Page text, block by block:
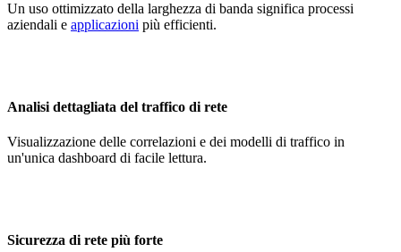
Un uso ottimizzato della larghezza di banda significa processi
aziendali e applicazioni più efficienti.
Analisi dettagliata del traffico di rete
Visualizzazione delle correlazioni e dei modelli di traffico in
un'unica dashboard di facile lettura.
Sicurezza di rete più forte